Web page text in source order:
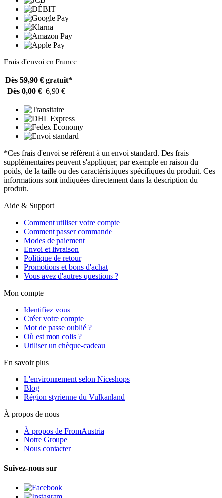
Frais d'envoi en France
Dès 59,90 € gratuit*
Dès 0,00 € 6,90 €
*Ces frais d'envoi se réfèrent à un envoi standard. Des frais
supplémentaires peuvent s'appliquer, par exemple en raison du
poids, de la taille ou des caractéristiques spécifiques du produit. Ces
informations sont indiquées directement dans la description du
produit.
Aide & Support
Comment utiliser votre compte
Comment passer commande
Modes de paiement
Envoi et livraison
Politique de retour
Promotions et bons d'achat
Vous avez d'autres questions ?
Mon compte
Identifiez-vous
Créer votre compte
Mot de passe oublié ?
Où est mon colis ?
Utiliser un chèque-cadeau
En savoir plus
L'environnement selon Niceshops
Blog
Région styrienne du Vulkanland
À propos de nous
À propos de FromAustria
Notre Groupe
Nous contacter
Suivez-nous sur